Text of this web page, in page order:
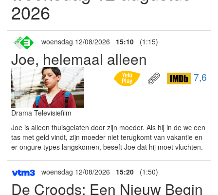
2026
woensdag 12/08/2026 15:10 (1:15)
Joe, helemaal alleen
7,6
Drama Televisiefilm
Joe is alleen thuisgelaten door zijn moeder. Als hij in de wc een
tas met geld vindt, zijn moeder niet terugkomt van vakantie en
er ongure types langskomen, beseft Joe dat hij moet vluchten.
woensdag 12/08/2026 15:20 (1:50)
De Croods: Een Nieuw Begin